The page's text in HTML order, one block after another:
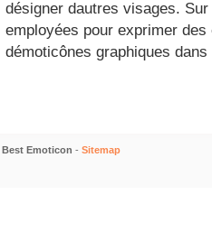
désigner dautres visages.
employées pour exprimer
démoticônes graphiques
Best Emoticon - Sitemap